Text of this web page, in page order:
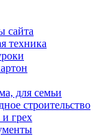
сайта
техника
для семьи
строительство
грех